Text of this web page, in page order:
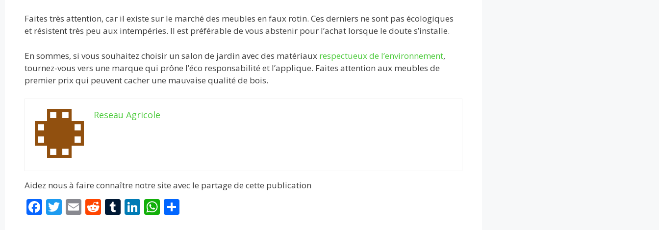
Faites très attention, car il existe sur le marché des meubles en faux rotin. Ces derniers ne sont pas écologiques
et résistent très peu aux intempéries. Il est préférable de vous abstenir pour l’achat lorsque le doute s’installe.
En sommes, si vous souhaitez choisir un salon de jardin avec des matériaux respectueux de l’environnement,
tournez-vous vers une marque qui prône l’éco responsabilité et l’applique. Faites attention aux meubles de
premier prix qui peuvent cacher une mauvaise qualité de bois.
Reseau Agricole
Aidez nous à faire connaître notre site avec le partage de cette publication
F T E R T Li W P